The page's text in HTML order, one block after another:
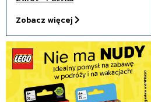
Zobacz więcej